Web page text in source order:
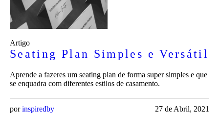
Artigo
Seating Plan Simples e Versátil
Aprende a fazeres um seating plan de forma super simples e que
se enquadra com diferentes estilos de casamento.
27 de Abril, 2021
porinspiredby